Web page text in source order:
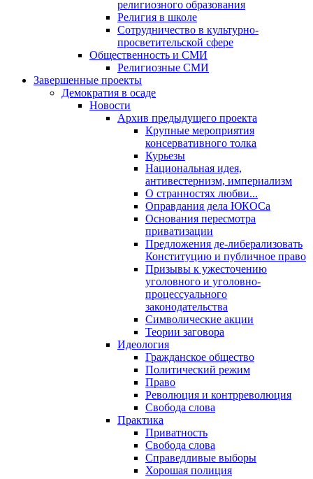
религиозного образования
Религия в школе
Сотрудничество в культурно-
просветительской сфере
Общественность и СМИ
Религиозные СМИ
Завершенные проекты
Демократия в осаде
Новости
Архив предыдущего проекта
Крупные мероприятия
консервативного толка
Курьезы
Национальная идея,
антивестернизм, империализм
О странностях любви...
Оправдания дела ЮКОСа
Основания пересмотра
приватизации
Предложения де-либерализовать
Конституцию и публичное право
Призывы к ужесточению
уголовного и уголовно-
процессуального
законодательства
Символические акции
Теории заговора
Идеология
Гражданское общество
Политический режим
Право
Революция и контрреволюция
Свобода слова
Практика
Приватность
Свобода слова
Справедливые выборы
Хорошая полиция